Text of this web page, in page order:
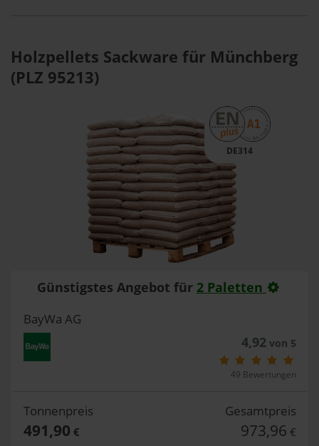
Holzpellets Sackware für Münchberg
(PLZ 95213)
DE314
Günstigstes Angebot für 2 Paletten
BayWa AG
4,92von 5
49 Bewertungen
Tonnenpreis
491,90 €
Gesamtpreis
973,96 €